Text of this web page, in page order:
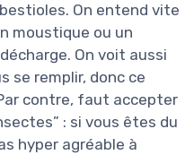
On entend vite
moustique ou un
On voit aussi
se remplir, donc ce
contre, faut accepter
: si vous êtes du
hyper agréable à